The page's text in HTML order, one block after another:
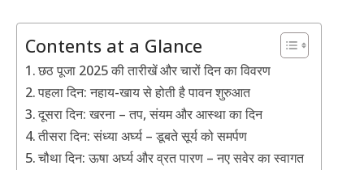
Contents at a Glance
छठ पूजा 2025 की तारीखें और चारों दिन का विवरण
पहला दिन: नहाय-खाय से होती है पावन शुरुआत
दूसरा दिन: खरना – तप, संयम और आस्था का दिन
तीसरा दिन: संध्या अर्घ्य – डूबते सूर्य को समर्पण
चौथा दिन: ऊषा अर्घ्य और व्रत पारण – नए सवेर का स्वागत